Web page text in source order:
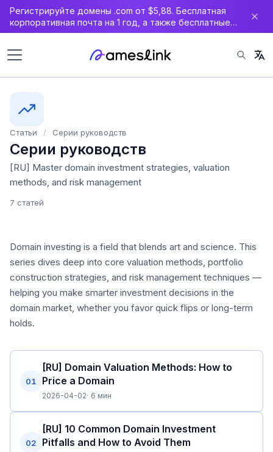
Регистрируйте домены .com от $5,88. Бесплатная
корпоративная почта на 1 год, а также бесплатные
DNS, WAF и SSL-сертификат.
Статьи / Серии руководств
Серии руководств
[RU] Master domain investment strategies, valuation
methods, and risk management
7 статей
Domain investing is a field that blends art and science. This
series dives deep into core valuation methods, portfolio
construction strategies, and risk management techniques —
helping you make smarter investment decisions in the
domain market, whether you favor quick flips or long-term
holds.
01
[RU] Domain Valuation Methods: How to
Price a Domain
2026-04-02 6 мин
02
[RU] 10 Common Domain Investment
Pitfalls and How to Avoid Them